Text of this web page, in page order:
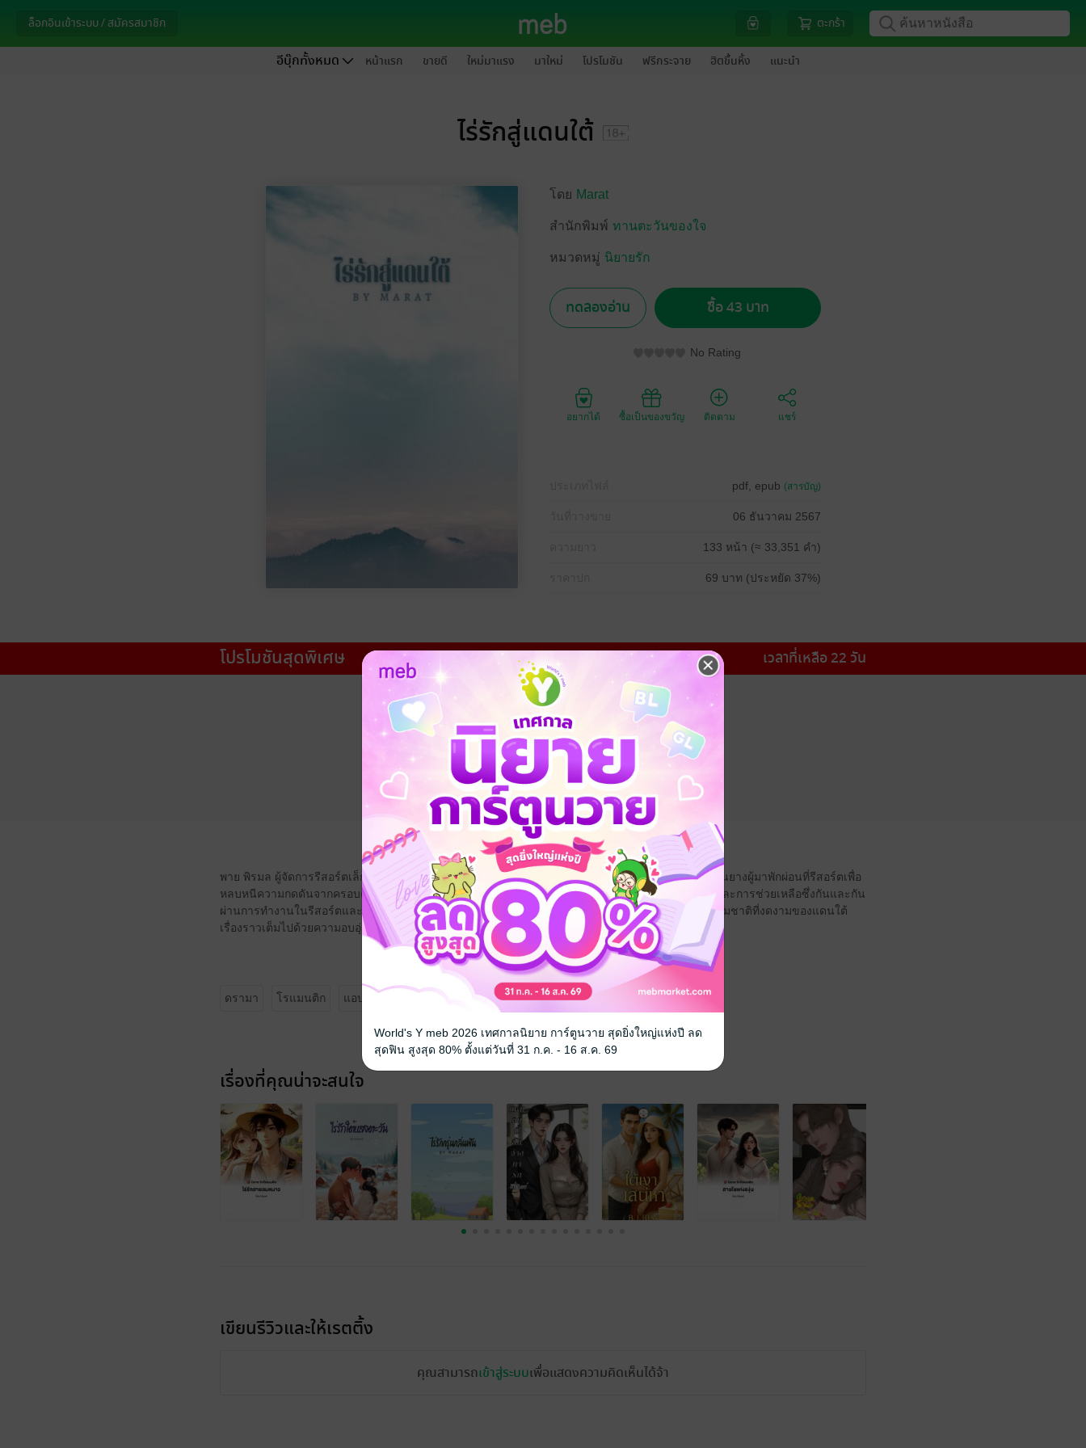
ล็อกอินเข้าระบบ / สมัครสมาชิก ตะกร้า
อีบุ๊กทั้งหมด หน้าแรก ขายดี ใหม่มาแรง มาใหม่ โปรโมชัน ฟรีกระจาย ฮิตขึ้นหิ้ง แนะนำ
ไร่รักสู่แดนใต้
โดย Marat
สำนักพิมพ์ ทานตะวันของใจ
หมวดหมู่ นิยายรัก
ทดลองอ่าน ซื้อ 43 บาท
No Rating
อยากได้ ซื้อเป็นของขวัญ ติดตาม แชร์
pdf, epub (สารบัญ)
06 ธันวาคม 2567
133 หน้า (≈ 33,351 คำ)
69 บาท (ประหยัด 37%)
โปรโมชันสุดพิเศษ เวลาที่เหลือ 22 วัน
ลด
37%
จากราคาปก 69 บาท
เหลือเพียง 43 บาท
พาย พิรมล ผู้จัดการรีสอร์ตเล็กๆ ในภาคใต้ ผู้รักธรรมชาติและมุ่งมั่นในงานที่ทำ พบกับอาชวิน เจ้าของสวนยางผู้มาพักผ่อนที่รีสอร์ตเพื่อ
หลบหนีความกดดันจากครอบครัวและปัญหาที่สวนของเขา ความสัมพันธ์ของทั้งสองเริ่มต้นจากมิตรภาพและการช่วยเหลือซึ่งกันและกัน
ผ่านการทำงานในรีสอร์ตและแบ่งปันเรื่องราวชีวิต จนเกิดเป็นความรักที่เรียบง่ายและลึกซึ้งท่ามกลางธรรมชาติที่งดงามของแดนใต้
เรื่องราวเต็มไปด้วยความอบอุ่น มิตรภาพ และการค้นพบความสุขในสิ่งเล็กๆ รอบตัว
ดรามา โรแมนติก แอบรัก เพื่อนสนิท
เรื่องที่คุณน่าจะสนใจ
เขียนรีวิวและให้เรตติ้ง
คุณสามารถเข้าสู่ระบบเพื่อแสดงความคิดเห็นได้จ้า
World's Y meb 2026 เทศกาลนิยาย การ์ตูนวาย สุดยิ่งใหญ่แห่งปี ลด
สุดฟิน สูงสุด 80% ตั้งแต่วันที่ 31 ก.ค. - 16 ส.ค. 69